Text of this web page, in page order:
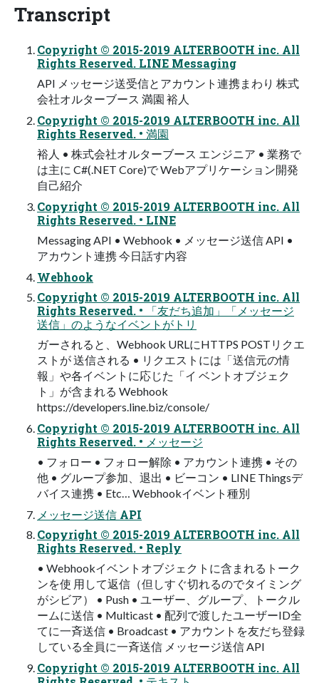
Transcript
Copyright © 2015-2019 ALTERBOOTH inc. All
Rights Reserved. LINE Messaging
API メッセージ送受信とアカウント連携まわり 株式
会社オルターブース 満園 裕人
Copyright © 2015-2019 ALTERBOOTH inc. All
Rights Reserved. • 満園
裕人 • 株式会社オルターブース エンジニア • 業務で
は主に C#(.NET Core)で Webアプリケーション開発
自己紹介
Copyright © 2015-2019 ALTERBOOTH inc. All
Rights Reserved. • LINE
Messaging API • Webhook • メッセージ送信 API •
アカウント連携 今日話す内容
Webhook
Copyright © 2015-2019 ALTERBOOTH inc. All
Rights Reserved. • 「友だち追加」「メッセージ
送信」のようなイベントがトリ
ガーされると、Webhook URLにHTTPS POSTリクエ
ストが 送信される • リクエストには「送信元の情
報」や各イベントに応じた「イ ベントオブジェク
ト」が含まれる Webhook
https://developers.line.biz/console/
Copyright © 2015-2019 ALTERBOOTH inc. All
Rights Reserved. • メッセージ
• フォロー • フォロー解除 • アカウント連携 • その
他 • グループ参加、退出 • ビーコン • LINE Thingsデ
バイス連携 • Etc… Webhookイベント種別
メッセージ送信 API
Copyright © 2015-2019 ALTERBOOTH inc. All
Rights Reserved. • Reply
• Webhookイベントオブジェクトに含まれるトーク
ンを使 用して返信（但しすぐ切れるのでタイミング
がシビア） • Push • ユーザー、グループ、トークル
ームに送信 • Multicast • 配列で渡したユーザーID全
てに一斉送信 • Broadcast • アカウントを友だち登録
している全員に一斉送信 メッセージ送信 API
Copyright © 2015-2019 ALTERBOOTH inc. All